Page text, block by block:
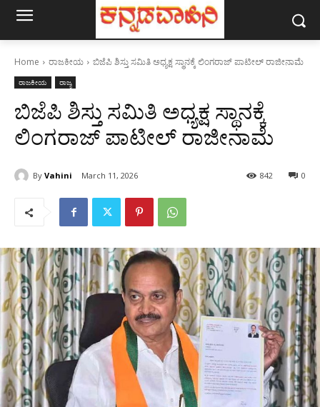
Home ರಾಜಕೀಯ ಬಿಜೆಪಿ ಶಿಸ್ತು ಸಮಿತಿ ಅಧ್ಯಕ್ಷ ಸ್ಥಾನಕ್ಕೆ ಲಿಂಗರಾಜ್ ಪಾಟೀಲ್ ರಾಜೀನಾಮೆ
ರಾಜಕೀಯ ರಾಜ್ಯ
ಬಿಜೆಪಿ ಶಿಸ್ತು ಸಮಿತಿ ಅಧ್ಯಕ್ಷ ಸ್ಥಾನಕ್ಕೆ
ಲಿಂಗರಾಜ್ ಪಾಟೀಲ್ ರಾಜೀನಾಮೆ
By Vahini March 11, 2026 0
842